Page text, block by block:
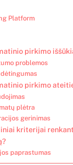
Platform
pirkimo
problemos
pirkimo
plėtra
gerinimas
kriterijai
paprastumas